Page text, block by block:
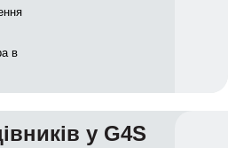
в
у G4S